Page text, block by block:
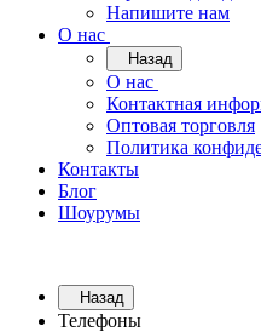
Напишите нам
О нас
Назад
О нас
Контактная
Оптовая торговля
Политика
Контакты
Блог
Шоурумы
Назад
Телефоны